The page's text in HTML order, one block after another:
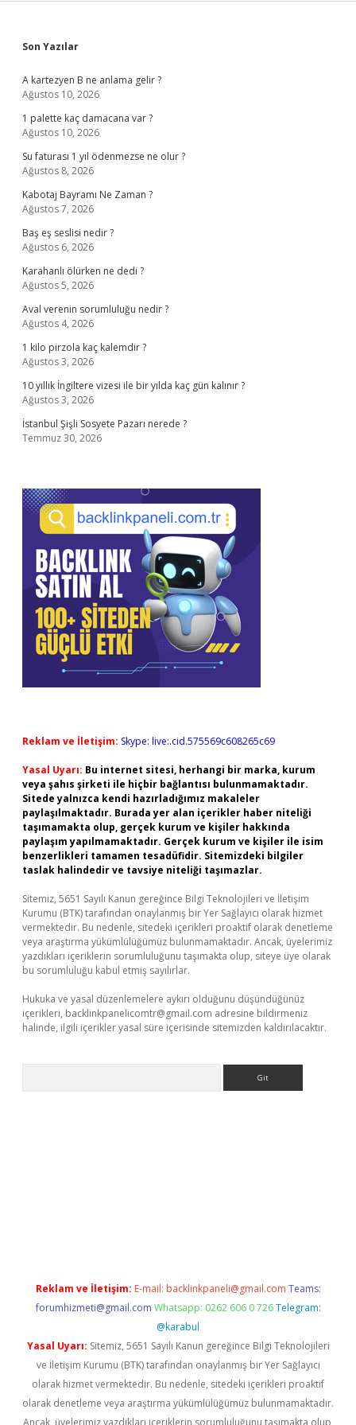
Sidebar
Son Yazılar
A kartezyen B ne anlama gelir ?
Ağustos 10, 2026
1 palette kaç damacana var ?
Ağustos 10, 2026
Su faturası 1 yıl ödenmezse ne olur ?
Ağustos 8, 2026
Kabotaj Bayramı Ne Zaman ?
Ağustos 7, 2026
Baş eş seslisi nedir ?
Ağustos 6, 2026
Karahanlı ölürken ne dedi ?
Ağustos 5, 2026
Aval verenin sorumluluğu nedir ?
Ağustos 4, 2026
1 kilo pirzola kaç kalemdir ?
Ağustos 3, 2026
10 yıllık İngiltere vizesi ile bir yılda kaç gün kalınır ?
Ağustos 3, 2026
İstanbul Şişli Sosyete Pazarı nerede ?
Temmuz 30, 2026
Reklam ve İletişim: Skype: live:.cid.575569c608265c69
Yasal Uyarı: Bu internet sitesi, herhangi bir marka, kurum
veya şahıs şirketi ile hiçbir bağlantısı bulunmamaktadır.
Sitede yalnızca kendi hazırladığımız makaleler
paylaşılmaktadır. Burada yer alan içerikler haber niteliği
taşımamakta olup, gerçek kurum ve kişiler hakkında
paylaşım yapılmamaktadır. Gerçek kurum ve kişiler ile isim
benzerlikleri tamamen tesadüfidir. Sitemizdeki bilgiler
taslak halindedir ve tavsiye niteliği taşımazlar.
Sitemiz, 5651 Sayılı Kanun gereğince Bilgi Teknolojileri ve İletişim
Kurumu (BTK) tarafından onaylanmış bir Yer Sağlayıcı olarak hizmet
vermektedir. Bu nedenle, sitedeki içerikleri proaktif olarak denetleme
veya araştırma yükümlülüğümüz bulunmamaktadır. Ancak, üyelerimiz
yazdıkları içeriklerin sorumluluğunu taşımakta olup, siteye üye olarak
bu sorumluluğu kabul etmiş sayılırlar.
Hukuka ve yasal düzenlemelere aykırı olduğunu düşündüğünüz
içerikleri, backlinkpanelicomtr@gmail.com adresine bildirmeniz
halinde, ilgili içerikler yasal süre içerisinde sitemizden kaldırılacaktır.
Reklam ve İletişim: E-mail: backlinkpaneli@gmail.com Teams:
forumhizmeti@gmail.com Whatsapp: 0262 606 0 726 Telegram:
@karabul
Yasal Uyarı: Sitemiz, 5651 Sayılı Kanun gereğince Bilgi Teknolojileri
ve İletişim Kurumu (BTK) tarafından onaylanmış bir Yer Sağlayıcı
olarak hizmet vermektedir. Bu nedenle, sitedeki içerikleri proaktif
olarak denetleme veya araştırma yükümlülüğümüz bulunmamaktadır.
Ancak, üyelerimiz yazdıkları içeriklerin sorumluluğunu taşımakta olup,